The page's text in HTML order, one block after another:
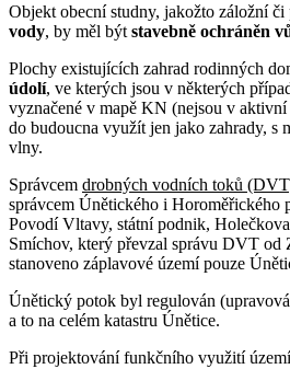
Objekt obecní studny, jakožto záložní či
vody, by měl být stavebně ochráněn
Plochy existujících zahrad rodinných
údolí, ve kterých jsou v některých
vyznačené v mapě KN (nejsou v
do budoucna využít jen jako zahrady, s
vlny.
Správcem drobných vodních toků
správcem Únětického i Horoměřického
Povodí Vltavy, státní podnik,
Smíchov, který převzal správu DVT
stanoveno záplavové území pouze
Únětický potok byl regulován
a to na celém katastru Únětice.
Při projektování funkčního využití